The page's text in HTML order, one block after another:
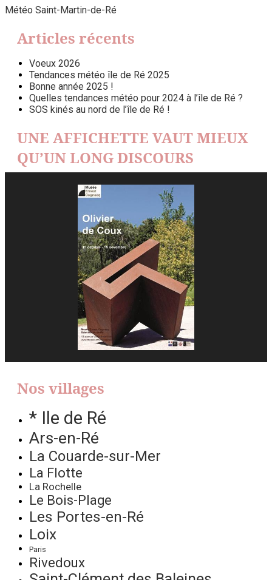
Météo Saint-Martin-de-Ré
Articles récents
Voeux 2026
Tendances météo île de Ré 2025
Bonne année 2025 !
Quelles tendances météo pour 2024 à l’île de Ré ?
SOS kinés au nord de l’île de Ré !
UNE AFFICHETTE VAUT MIEUX
QU’UN LONG DISCOURS
Nos villages
* Ile de Ré
Ars-en-Ré
La Couarde-sur-Mer
La Flotte
La Rochelle
Le Bois-Plage
Les Portes-en-Ré
Loix
Paris
Rivedoux